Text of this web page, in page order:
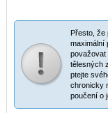
Přesto,
maximální
považovat
tělesných
ptejte
chronicky
poučení o